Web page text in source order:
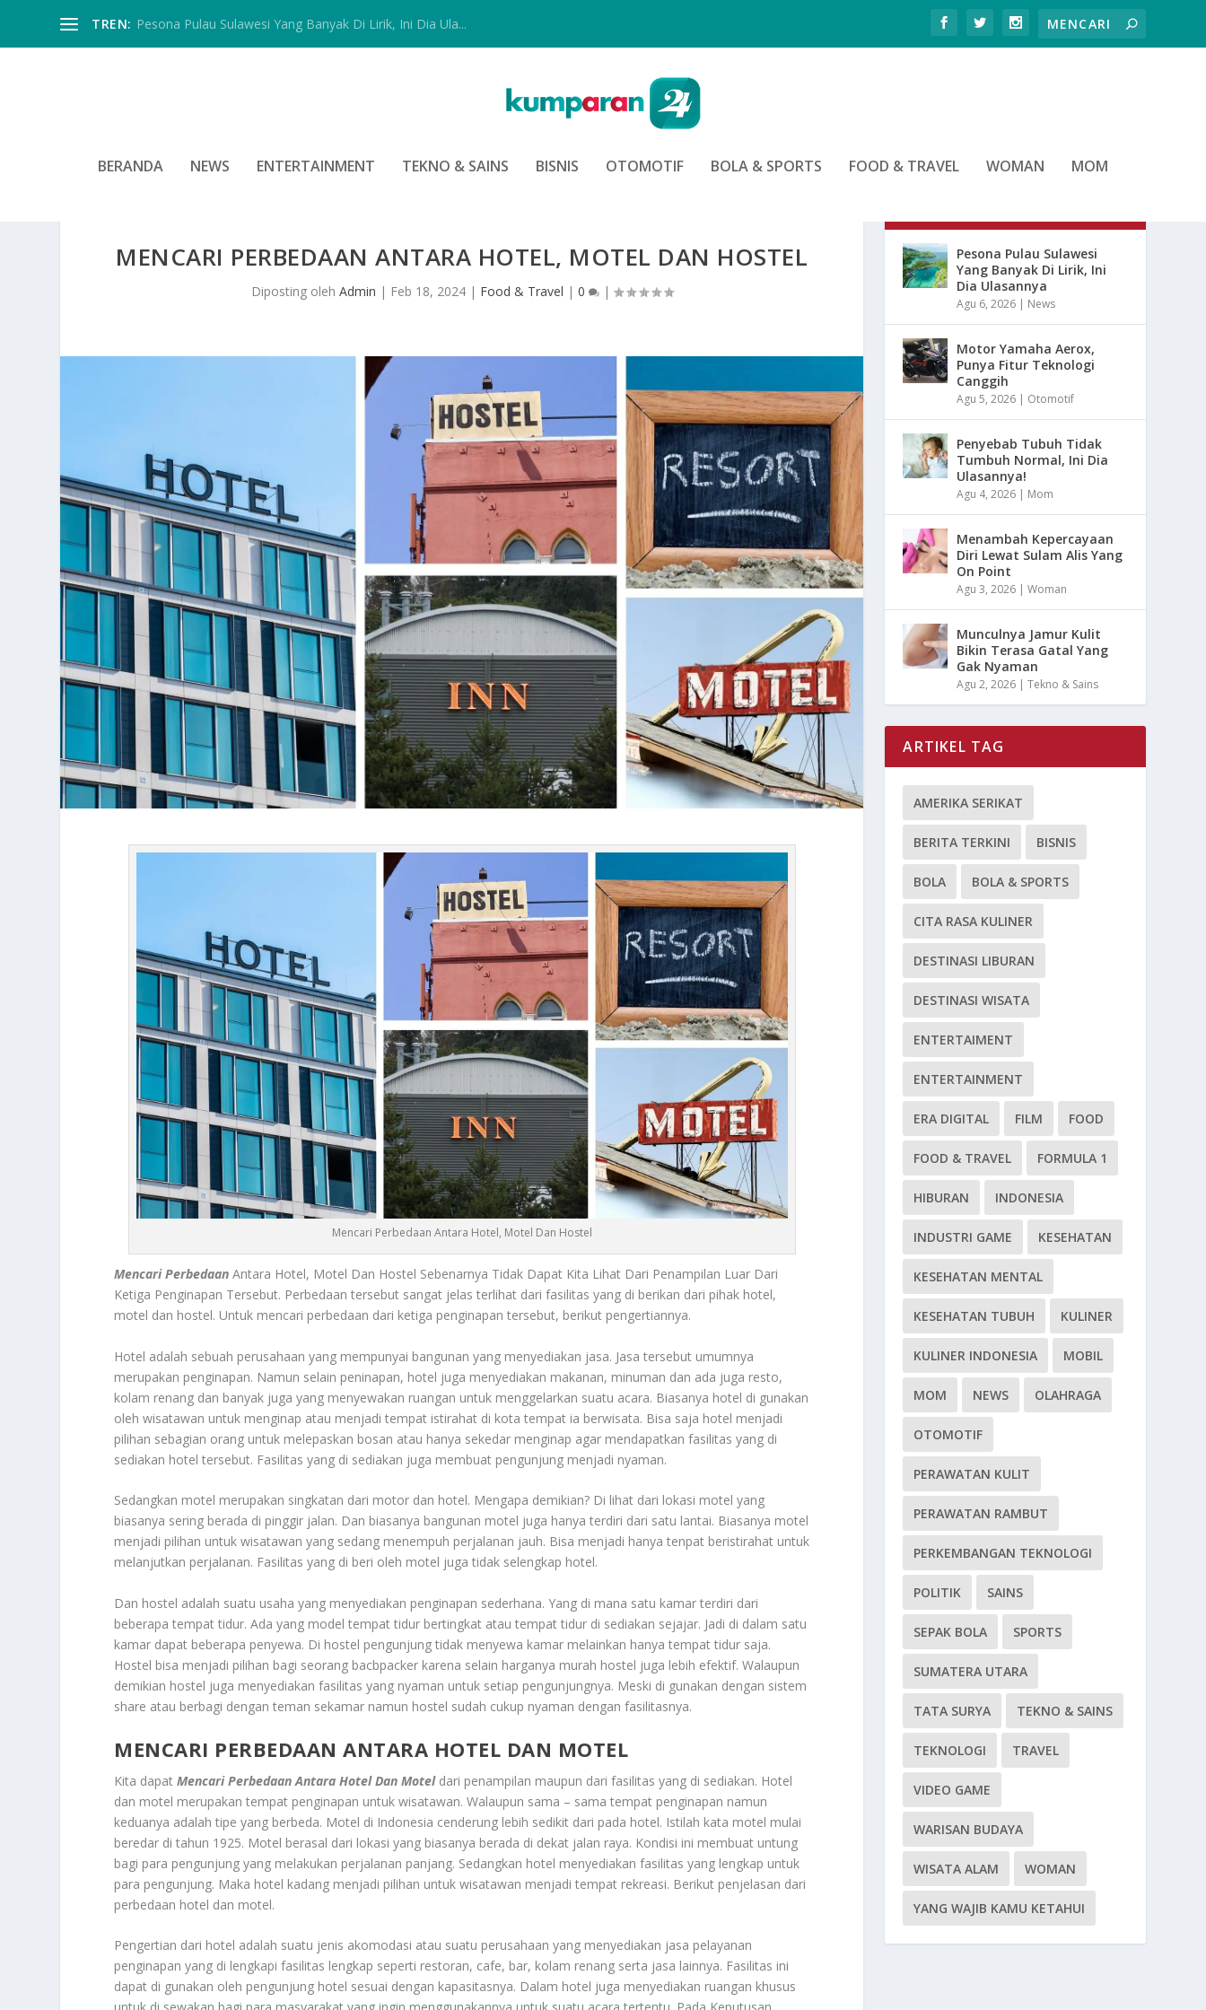
TREN: Pesona Pulau Sulawesi Yang Banyak Di Lirik, Ini Dia Ula...
BERANDA NEWS ENTERTAINMENT TEKNO & SAINS BISNIS OTOMOTIF BOLA & SPORTS FOOD & TRAVEL WOMAN MOM
MENCARI PERBEDAAN ANTARA HOTEL, MOTEL DAN HOSTEL
Diposting oleh Admin | Feb 18, 2024| Food & Travel | 0 |
Mencari Perbedaan Antara Hotel, Motel Dan Hostel
Mencari Perbedaan Antara Hotel, Motel Dan Hostel Sebenarnya Tidak Dapat Kita Lihat Dari Penampilan Luar Dari
Ketiga Penginapan Tersebut. Perbedaan tersebut sangat jelas terlihat dari fasilitas yang di berikan dari pihak hotel,
motel dan hostel. Untuk mencari perbedaan dari ketiga penginapan tersebut, berikut pengertiannya.
Hotel adalah sebuah perusahaan yang mempunyai bangunan yang menyediakan jasa. Jasa tersebut umumnya
merupakan penginapan. Namun selain peninapan, hotel juga menyediakan makanan, minuman dan ada juga resto,
kolam renang dan banyak juga yang menyewakan ruangan untuk menggelarkan suatu acara. Biasanya hotel di gunakan
oleh wisatawan untuk menginap atau menjadi tempat istirahat di kota tempat ia berwisata. Bisa saja hotel menjadi
pilihan sebagian orang untuk melepaskan bosan atau hanya sekedar menginap agar mendapatkan fasilitas yang di
sediakan hotel tersebut. Fasilitas yang di sediakan juga membuat pengunjung menjadi nyaman.
Sedangkan motel merupakan singkatan dari motor dan hotel. Mengapa demikian? Di lihat dari lokasi motel yang
biasanya sering berada di pinggir jalan. Dan biasanya bangunan motel juga hanya terdiri dari satu lantai. Biasanya motel
menjadi pilihan untuk wisatawan yang sedang menempuh perjalanan jauh. Bisa menjadi hanya tenpat beristirahat untuk
melanjutkan perjalanan. Fasilitas yang di beri oleh motel juga tidak selengkap hotel.
Dan hostel adalah suatu usaha yang menyediakan penginapan sederhana. Yang di mana satu kamar terdiri dari
beberapa tempat tidur. Ada yang model tempat tidur bertingkat atau tempat tidur di sediakan sejajar. Jadi di dalam satu
kamar dapat beberapa penyewa. Di hostel pengunjung tidak menyewa kamar melainkan hanya tempat tidur saja.
Hostel bisa menjadi pilihan bagi seorang bacbpacker karena selain harganya murah hostel juga lebih efektif. Walaupun
demikian hostel juga menyediakan fasilitas yang nyaman untuk setiap pengunjungnya. Meski di gunakan dengan sistem
share atau berbagi dengan teman sekamar namun hostel sudah cukup nyaman dengan fasilitasnya.
MENCARI PERBEDAAN ANTARA HOTEL DAN MOTEL
Kita dapatMencari Perbedaan Antara Hotel Dan Motel dari penampilan maupun dari fasilitas yang di sediakan. Hotel
dan motel merupakan tempat penginapan untuk wisatawan. Walaupun sama – sama tempat penginapan namun
keduanya adalah tipe yang berbeda. Motel di Indonesia cenderung lebih sedikit dari pada hotel. Istilah kata motel mulai
beredar di tahun 1925. Motel berasal dari lokasi yang biasanya berada di dekat jalan raya. Kondisi ini membuat untung
bagi para pengunjung yang melakukan perjalanan panjang. Sedangkan hotel menyediakan fasilitas yang lengkap untuk
para pengunjung. Maka hotel kadang menjadi pilihan untuk wisatawan menjadi tempat rekreasi. Berikut penjelasan dari
perbedaan hotel dan motel.
Pengertian dari hotel adalah suatu jenis akomodasi atau suatu perusahaan yang menyediakan jasa pelayanan
penginapan yang di lengkapi fasilitas lengkap seperti restoran, cafe, bar, kolam renang serta jasa lainnya. Fasilitas ini
dapat di gunakan oleh pengunjung hotel sesuai dengan kapasitasnya. Dalam hotel juga menyediakan ruangan khusus
Pesona Pulau Sulawesi
Yang Banyak Di Lirik, Ini
Dia Ulasannya
Agu 6, 2026 | News
Motor Yamaha Aerox,
Punya Fitur Teknologi
Canggih
Agu 5, 2026 | Otomotif
Penyebab Tubuh Tidak
Tumbuh Normal, Ini Dia
Ulasannya!
Agu 4, 2026 | Mom
Menambah Kepercayaan
Diri Lewat Sulam Alis Yang
On Point
Agu 3, 2026 |Woman
Munculnya Jamur Kulit
Bikin Terasa Gatal Yang
Gak Nyaman
Agu 2, 2026 |Tekno & Sains
ARTIKEL TAG
AMERIKA SERIKAT
BERITA TERKINI BISNIS
BOLA BOLA & SPORTS
CITA RASA KULINER
DESTINASI LIBURAN
DESTINASI WISATA
ENTERTAIMENT
ENTERTAINMENT
ERA DIGITAL FILM FOOD
FOOD & TRAVEL FORMULA 1
HIBURAN INDONESIA
INDUSTRI GAME KESEHATAN
KESEHATAN MENTAL
KESEHATAN TUBUH KULINER
KULINER INDONESIA MOBIL
MOM NEWS OLAHRAGA
OTOMOTIF
PERAWATAN KULIT
PERAWATAN RAMBUT
PERKEMBANGAN TEKNOLOGI
POLITIK SAINS
SEPAK BOLA SPORTS
SUMATERA UTARA
TATA SURYA TEKNO & SAINS
TEKNOLOGI TRAVEL
VIDEO GAME
WARISAN BUDAYA
WISATA ALAM WOMAN
YANG WAJIB KAMU KETAHUI